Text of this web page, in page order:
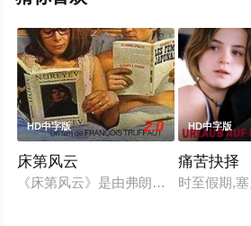
。
HD中字版 2.0
床第风云
《床第风云》是由弗朗索瓦·特吕弗执
HD中字版
痛苦抉择
时至假期,